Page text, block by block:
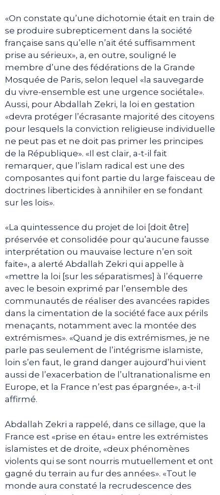
«On constate qu’une dichotomie était en train de
se produire subrepticement dans la société
française sans qu’elle n’ait été suffisamment
prise au sérieux», a, en outre, souligné le
membre d’une des fédérations de la Grande
Mosquée de Paris, selon lequel «la sauvegarde
du vivre-ensemble est une urgence sociétale».
Aussi, pour Abdallah Zekri, la loi en gestation
«devra protéger l’écrasante majorité des citoyens
pour lesquels la conviction religieuse individuelle
ne peut pas et ne doit pas primer les principes
de la République». «Il est clair, a-t-il fait
remarquer, que l’islam radical est une des
composantes qui font partie du large faisceau de
doctrines liberticides à annihiler en se fondant
sur les lois».
«La quintessence du projet de loi [doit être]
préservée et consolidée pour qu’aucune fausse
interprétation ou mauvaise lecture n’en soit
faite», a alerté Abdallah Zekri qui appelle à
«mettre la loi [sur les séparatismes] à l’équerre
avec le besoin exprimé par l’ensemble des
communautés de réaliser des avancées rapides
dans la cimentation de la société face aux périls
menaçants, notamment avec la montée des
extrémismes». «Quand je dis extrémismes, je ne
parle pas seulement de l’intégrisme islamiste,
loin s’en faut, le grand danger aujourd’hui vient
aussi de l’exacerbation de l’ultranationalisme en
Europe, et la France n’est pas épargnée», a-t-il
affirmé.
Abdallah Zekri a rappelé, dans ce sillage, que la
France est «prise en étau» entre les extrémistes
islamistes et de droite, «deux phénomènes
violents qui se sont nourris mutuellement et ont
gagné du terrain au fur des années». «Tout le
monde aura constaté la recrudescence des